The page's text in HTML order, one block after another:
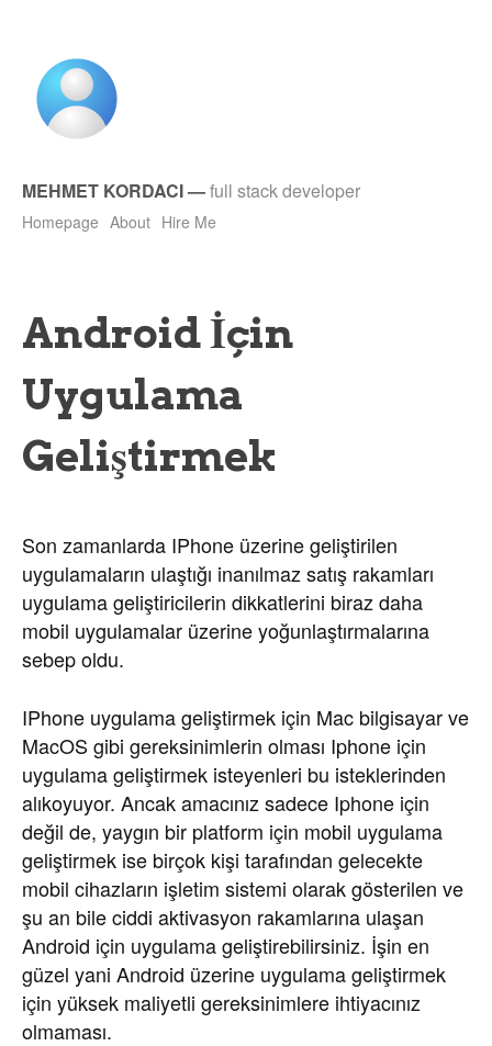
MEHMET KORDACI—full stack developer
Homepage About Hire Me
Android İçin
Uygulama
Geliştirmek
Son zamanlarda IPhone üzerine geliştirilen
uygulamaların ulaştığı inanılmaz satış rakamları
uygulama geliştiricilerin dikkatlerini biraz daha
mobil uygulamalar üzerine yoğunlaştırmalarına
sebep oldu.
IPhone uygulama geliştirmek için Mac bilgisayar ve
MacOS gibi gereksinimlerin olması Iphone için
uygulama geliştirmek isteyenleri bu isteklerinden
alıkoyuyor. Ancak amacınız sadece Iphone için
değil de, yaygın bir platform için mobil uygulama
geliştirmek ise birçok kişi tarafından gelecekte
mobil cihazların işletim sistemi olarak gösterilen ve
şu an bile ciddi aktivasyon rakamlarına ulaşan
Android için uygulama geliştirebilirsiniz. İşin en
güzel yani Android üzerine uygulama geliştirmek
için yüksek maliyetli gereksinimlere ihtiyacınız
olmaması.